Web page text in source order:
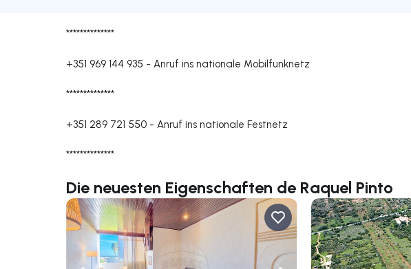
**************
+351 969 144 935 - Anruf ins nationale Mobilfunknetz
**************
+351 289 721 550 - Anruf ins nationale Festnetz
**************
Die neuesten Eigenschaften de Raquel Pinto